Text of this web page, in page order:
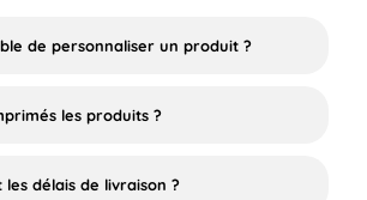
de personnaliser un produit ?
les produits ?
les délais de livraison ?